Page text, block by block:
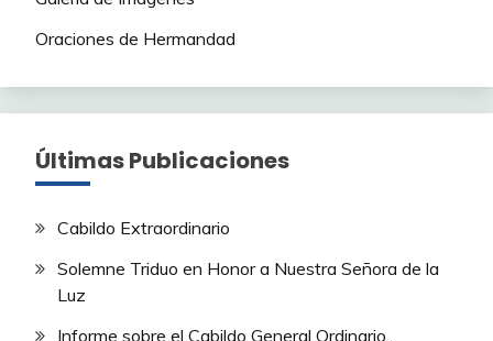
Oraciones de Hermandad
Últimas Publicaciones
Cabildo Extraordinario
Solemne Triduo en Honor a Nuestra Señora de la
Luz
Informe sobre el Cabildo General Ordinario.